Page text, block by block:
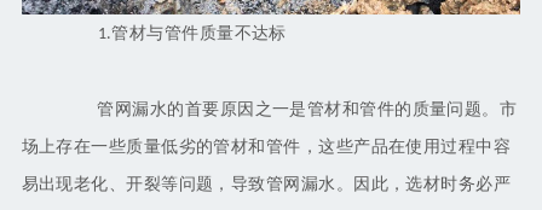
1.管材与管件质量不达标
管网漏水的首要原因之一是管材和管件的质量问题。市
场上存在一些质量低劣的管材和管件，这些产品在使用过程中容
易出现老化、开裂等问题，导致管网漏水。因此，选材时务必严